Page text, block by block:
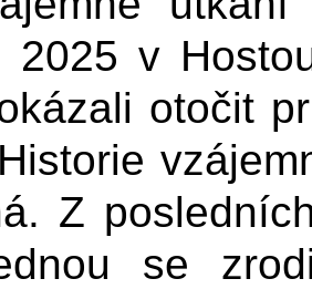
2025 v
otočit
Z
se